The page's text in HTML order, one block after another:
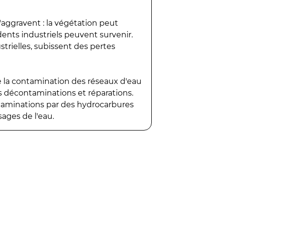
: la végétation peut
industriels peuvent survenir.
subissent des pertes
contamination des réseaux d'eau
et réparations.
par des hydrocarbures
de l'eau.